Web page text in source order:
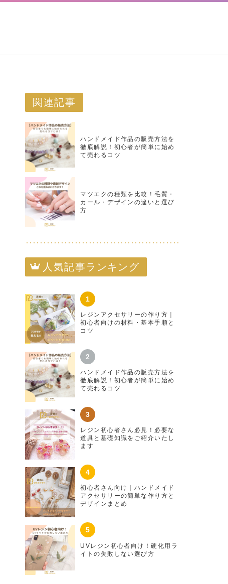
関連記事
ハンドメイド作品の販売方法を
徹底解説！初心者が簡単に始め
て売れるコツ
マツエクの種類を比較！毛質・
カール・デザインの違いと選び
方
人気記事ランキング
レジンアクセサリーの作り方｜
初心者向けの材料・基本手順と
コツ
ハンドメイド作品の販売方法を
徹底解説！初心者が簡単に始め
て売れるコツ
レジン初心者さん必見！必要な
道具と基礎知識をご紹介いたし
ます
初心者さん向け｜ハンドメイド
アクセサリーの簡単な作り方と
デザインまとめ
UVレジン初心者向け！硬化用ラ
イトの失敗しない選び方